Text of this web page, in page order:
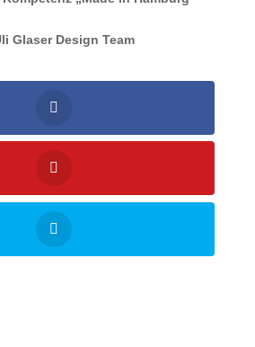
Glaser Design Team